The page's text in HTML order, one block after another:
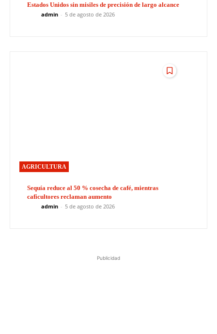
Estados Unidos sin misiles de precisión de largo alcance
admin - 5 de agosto de 2026
AGRICULTURA
Sequía reduce al 50 % cosecha de café, mientras
caficultores reclaman aumento
admin - 5 de agosto de 2026
Publicidad